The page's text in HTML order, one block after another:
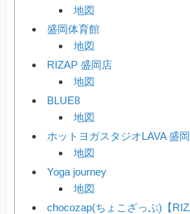
地図
盛岡体育館
地図
RIZAP 盛岡店
地図
BLUE8
地図
ホットヨガスタジオLAVA 盛
地図
Yoga journey
地図
chocozap(ちょこざっぷ)【